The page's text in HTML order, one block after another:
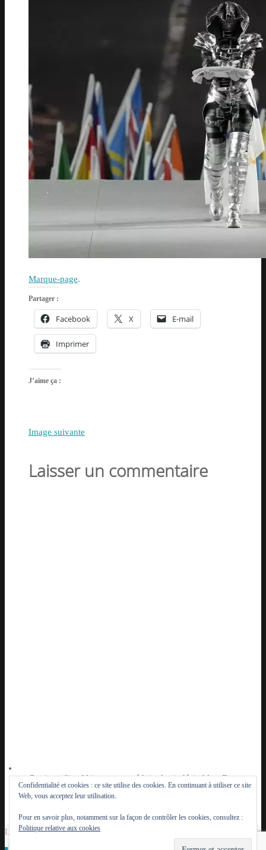
Marque-page.
Partager :
Facebook X E-mail
Imprimer
J’aime ça :
Image suivante
Laisser un commentaire
Ce site utilise Akismet pour réduire les indésirables.En
savoir plus sur la façon dont les données de vos
Le Lutèce du Parisien - 2014 - 2026
Confidentialité et cookies : ce site utilise des cookies. En continuant à utiliser ce site
Web, vous acceptez leur utilisation.
Pour en savoir plus, notamment sur la façon de contrôler les cookies, consultez :
Politique relative aux cookies